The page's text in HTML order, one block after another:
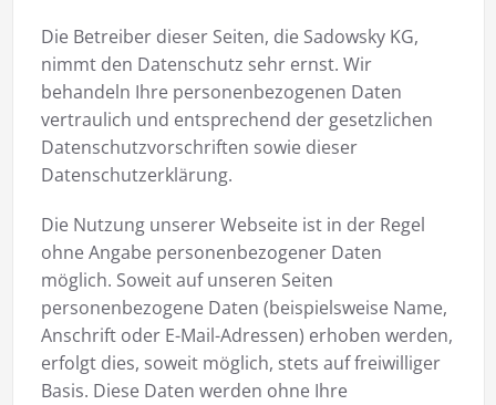
Die Betreiber dieser Seiten, die Sadowsky KG,
nimmt den Datenschutz sehr ernst. Wir
behandeln Ihre personenbezogenen Daten
vertraulich und entsprechend der gesetzlichen
Datenschutzvorschriften sowie dieser
Datenschutzerklärung.
Die Nutzung unserer Webseite ist in der Regel
ohne Angabe personenbezogener Daten
möglich. Soweit auf unseren Seiten
personenbezogene Daten (beispielsweise Name,
Anschrift oder E-Mail-Adressen) erhoben werden,
erfolgt dies, soweit möglich, stets auf freiwilliger
Basis. Diese Daten werden ohne Ihre